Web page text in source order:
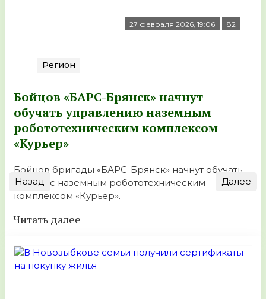
27 февраля 2026, 19:06 82
Регион
Бойцов «БАРС-Брянск» начнут
обучать управлению наземным
робототехническим комплексом
«Курьер»
Бойцов бригады «БАРС-Брянск» начнут обучать
работе с наземным робототехническим
комплексом «Курьер».
Читать далее
Назад Далее